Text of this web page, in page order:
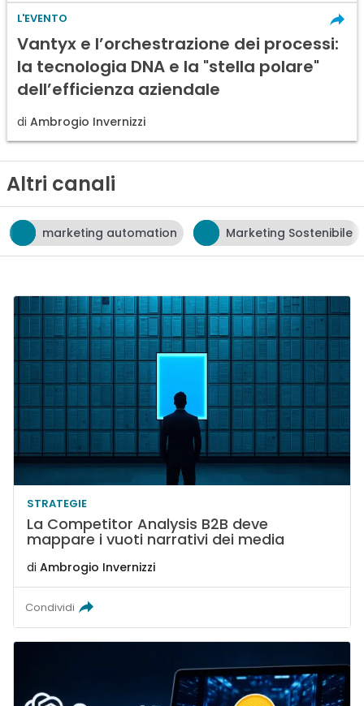
L'EVENTO
Vantyx e l’orchestrazione dei processi:
la tecnologia DNA e la "stella polare"
dell’efficienza aziendale
di Ambrogio Invernizzi
Altri canali
Marketing Sostenibile
STRATEGIE
La Competitor Analysis B2B deve
mappare i vuoti narrativi dei media
di Ambrogio Invernizzi
Condividi